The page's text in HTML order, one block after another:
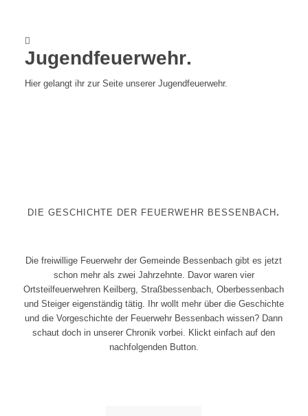
Jugendfeuerwehr.
Hier gelangt ihr zur Seite unserer Jugendfeuerwehr.
DIE GESCHICHTE DER FEUERWEHR BESSENBACH.
Die freiwillige Feuerwehr der Gemeinde Bessenbach gibt es jetzt
schon mehr als zwei Jahrzehnte. Davor waren vier
Ortsteilfeuerwehren Keilberg, Straßbessenbach, Oberbessenbach
und Steiger eigenständig tätig. Ihr wollt mehr über die Geschichte
und die Vorgeschichte der Feuerwehr Bessenbach wissen? Dann
schaut doch in unserer Chronik vorbei. Klickt einfach auf den
nachfolgenden Button.